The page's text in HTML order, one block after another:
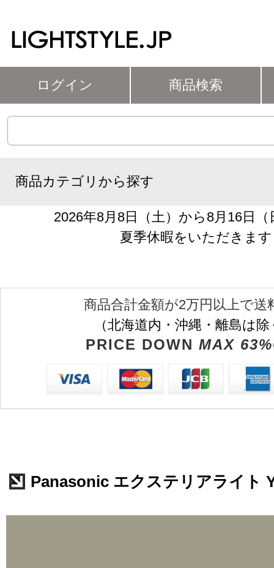
ログイン 商品検索
商品カテゴリから探す
2026年8月8日（土）から8月16日
夏季休暇をいただきます
商品合計金額が2万円以上で送
（北海道内・沖縄・離島は
PRICE DOWN MAX
Panasonic エクステリアライト